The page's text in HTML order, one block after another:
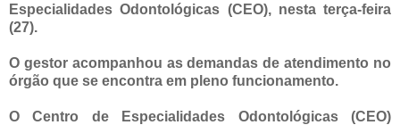
Especialidades Odontológicas (CEO), nesta terça-feira
(27).
O gestor acompanhou as demandas de atendimento no
órgão que se encontra em pleno funcionamento.
O Centro de Especialidades Odontológicas (CEO)